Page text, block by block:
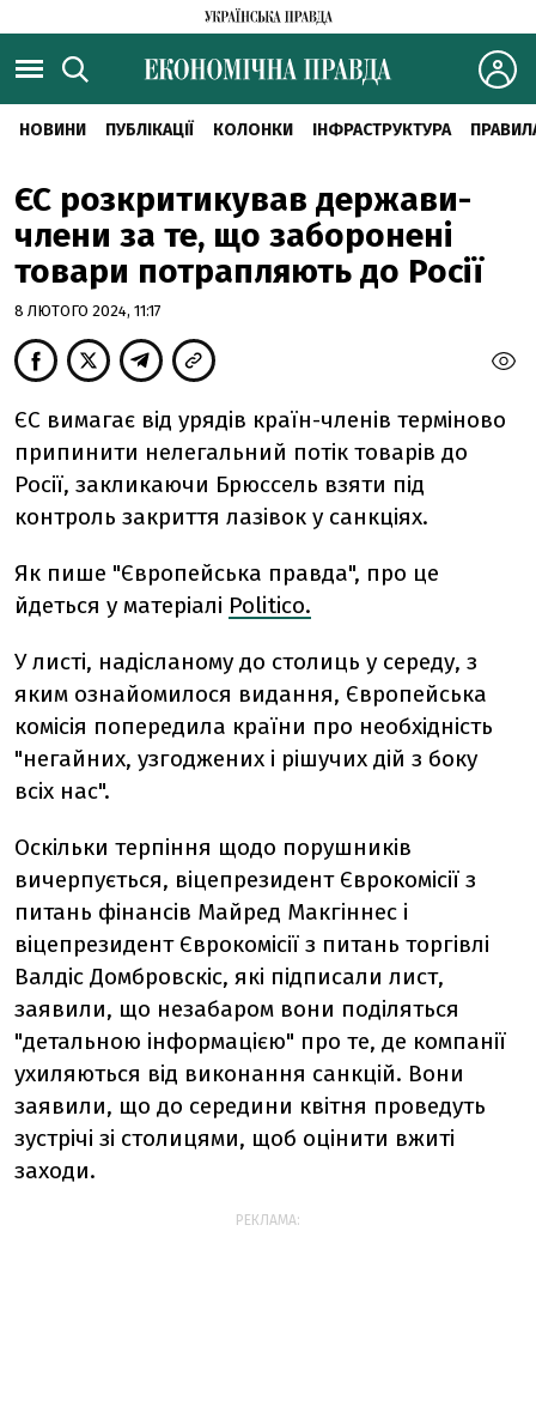
НОВИНИ ПУБЛІКАЦІЇ КОЛОНКИ ІНФРАСТРУКТУРА
ЄС розкритикував держави-
члени за те, що заборонені
товари потрапляють до Росії
8 ЛЮТОГО 2024, 11:17
ЄС вимагає від урядів країн-членів терміново
припинити нелегальний потік товарів до
Росії, закликаючи Брюссель взяти під
контроль закриття лазівок у санкціях.
Як пише "Європейська правда", про це
йдеться у матеріалі Politico.
У листі, надісланому до столиць у середу, з
яким ознайомилося видання, Європейська
комісія попередила країни про необхідність
"негайних, узгоджених і рішучих дій з боку
всіх нас".
Оскільки терпіння щодо порушників
вичерпується, віцепрезидент Єврокомісії з
питань фінансів Майред Макгіннес і
віцепрезидент Єврокомісії з питань торгівлі
Валдіс Домбровскіс, які підписали лист,
заявили, що незабаром вони поділяться
"детальною інформацією" про те, де компанії
ухиляються від виконання санкцій. Вони
заявили, що до середини квітня проведуть
зустрічі зі столицями, щоб оцінити вжиті
заходи.
РЕКЛАМА: